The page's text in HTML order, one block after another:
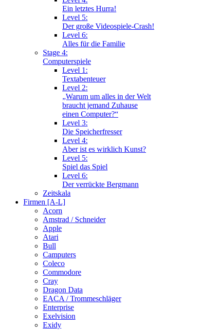
Ein letztes Hurra!
Level 5:
Der große Videospiele-Crash!
Level 6:
Alles für die Familie
Stage 4:
Computerspiele
Level 1:
Textabenteuer
Level 2:
„Warum um alles in der Welt
braucht jemand Zuhause
einen Computer?“
Level 3:
Die Speicherfresser
Level 4:
Aber ist es wirklich Kunst?
Level 5:
Spiel das Spiel
Level 6:
Der verrückte Bergmann
Zeitskala
Firmen [A-L]
Acorn
Amstrad / Schneider
Apple
Atari
Bull
Camputers
Coleco
Commodore
Cray
Dragon Data
EACA / Trommeschläger
Enterprise
Exelvision
Exidy